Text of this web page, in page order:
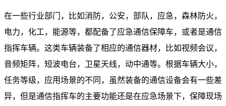
在一些行业部门，比如消防，公安，部队，应急，森林防火，
电力，化工，能源等，都配备了应急通信保障车，或者是通信
指挥车辆。这类车辆装备了相应的通信器材，比如视频会议，
音频矩阵，短波电台，卫星天线，动中通等。根据车辆大小，
任务等级，应用场景的不同，虽然装备的通信设备会有一些差
异，但是通信指挥车的主要功能还是在应急场景下，保障现场